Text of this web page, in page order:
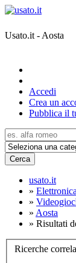
Usato.it - Aosta
Accedi
Crea un
Pubblica il
Cerca
usato.it
» Elettronica
»
» Aosta
» Risultati
Ricerche